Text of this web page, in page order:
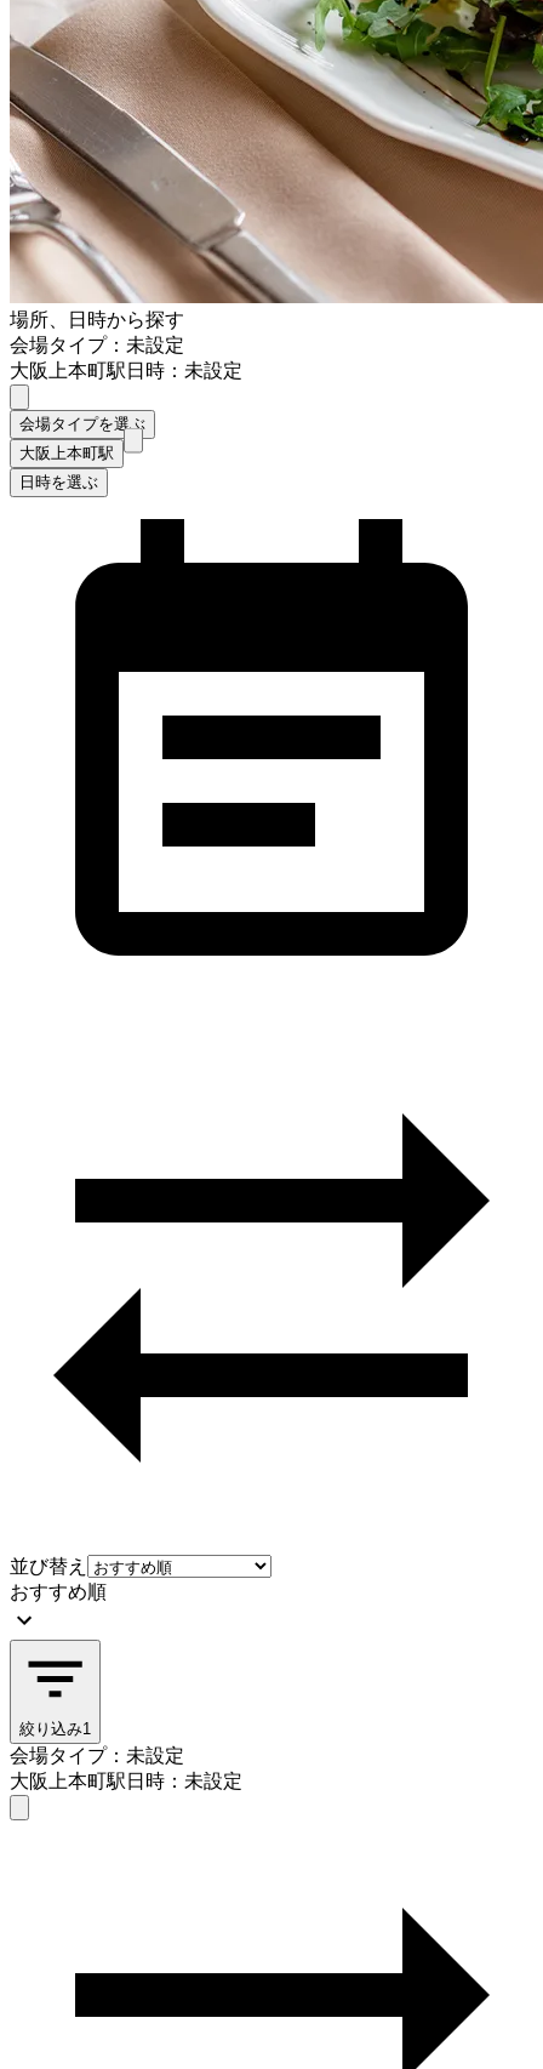
場所、日時から探す
会場タイプ：未設定
大阪上本町駅日時：未設定
会場タイプを選ぶ
大阪上本町駅
日時を選ぶ
並び替え
おすすめ順
絞り込み1
会場タイプ：未設定
大阪上本町駅日時：未設定